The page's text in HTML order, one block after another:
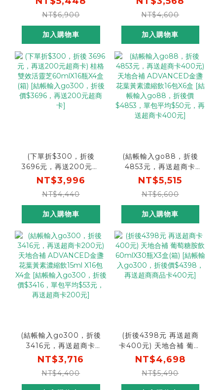
華飲15mlX16包X6盒 [結
帳輸入go88，折後價
$4794，單盒平均
$799，再送$400元超
NT$6,900
加入購物車
濃縮精華飲15mlX16包X4
盒 [輸碼go300再折
300，折後價$3268，平
均1盒$817，再送$200
NT$4,600
加入購物車
(下單折$300，折後
3696元，再送200元超
商卡) 桂格 雙效活靈芝
60mlX16瓶X4盒(箱) [結
帳輸入go300，折後價
$3696，再送200元超商
卡]
NT$3,996
NT$4,440
加入購物車
(結帳輸入go88，折後
4853元，再送超商卡
400元) 天地合補
ADVANCED金盞花葉黃
素濃縮飲16包X6盒 [結帳
輸入go88，折後價
$4853，單包平均$50
NT$5,515
NT$6,600
加入購物車
(結帳輸入go300，折後
3416元，再送超商卡
200元) 天地合補
ADVANCED金盞花葉黃
素濃縮飲15ml X16包X4
盒 [結帳輸入go300，折
NT$3,716
NT$4,400
(折後4398元 再送超商
卡400元) 天地合補 葡萄
糖胺飲60mlX30瓶X3盒
(箱) [結帳輸入go300，
折後價$4398，再送超商
商品卡400元]
NT$4,698
NT$5,490